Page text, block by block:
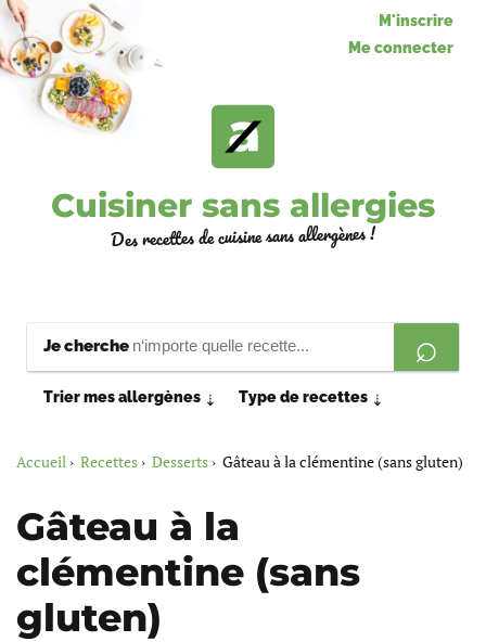
M'inscrire
Me connecter
Cuisiner sans allergies
Des recettes de cuisine sans allergènes !
Je cherche
Trier mes allergènes ⇣ Type de recettes ⇣
Accueil Recettes Desserts Gâteau à la clémentine (sans gluten)
Gâteau à la
clémentine (sans
gluten)